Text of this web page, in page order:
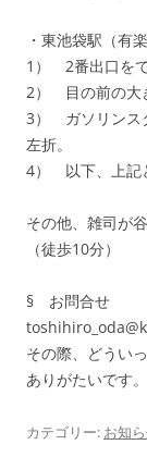
・東池袋駅（有
1） 2番出口を
2） 目の前の大
3） ガソリンス
左折。
4） 以下、上記
その他、雑司が
（徒歩10分）
§ お問合せ
その際、どうい
ありがたいです。
カテゴリー: お知